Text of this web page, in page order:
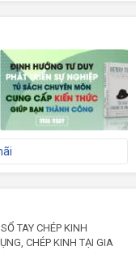
TAY CHÉP KINH
CHÉP KINH TẠI GIA